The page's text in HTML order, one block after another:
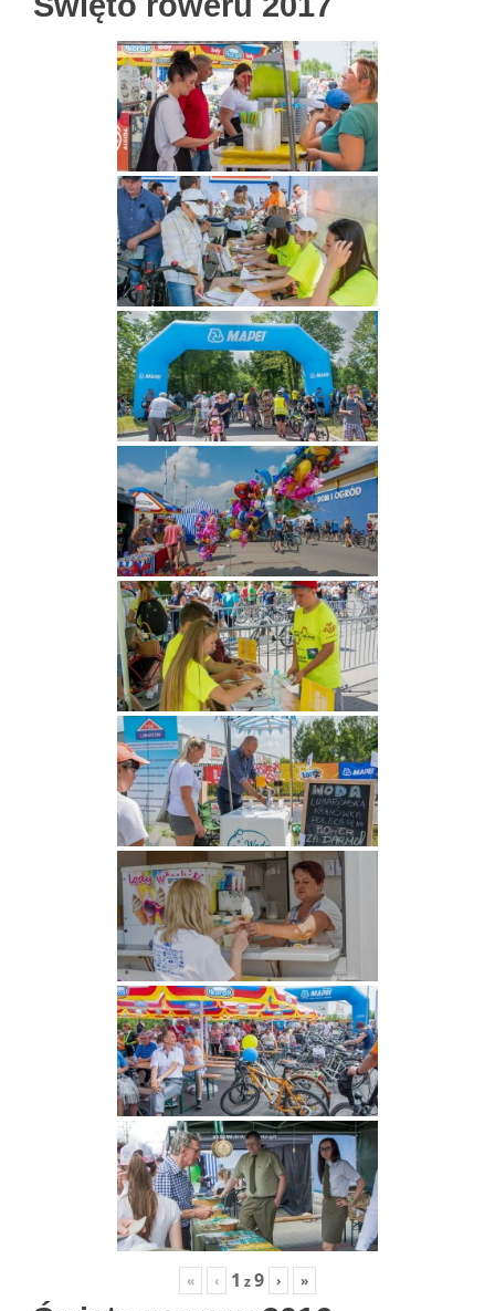
« ‹ 1 z9 › »